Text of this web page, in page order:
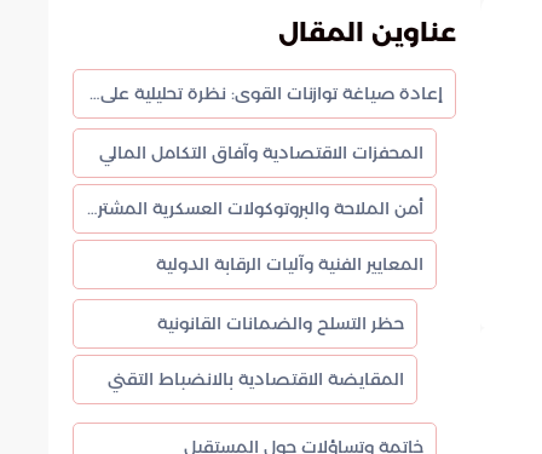
عناوين المقال
إعادة صياغة توازنات القوى: نظرة تحليلية على مسودة الاتفاق النووي الإيراني
المحفزات الاقتصادية وآفاق التكامل المالي
أمن الملاحة والبروتوكولات العسكرية المشتركة
المعايير الفنية وآليات الرقابة الدولية
حظر التسلح والضمانات القانونية
المقايضة الاقتصادية بالانضباط التقني
خاتمة وتساؤلات حول المستقبل